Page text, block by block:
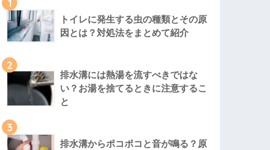
1
トイレに発生する虫の種類とその原
因とは？対処法をまとめて紹介
2
排水溝には熱湯を流すべきではな
い？お湯を捨てるときに注意するこ
と
3
排水溝からポコポコと音が鳴る？原